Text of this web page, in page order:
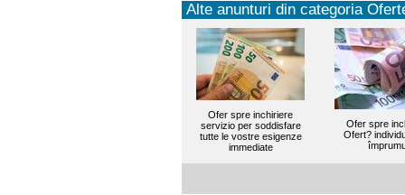
Alte anunturi din categoria
Ofer spre inchiriere
servizio per soddisfare
tutte le vostre esigenze
immediate
Ofer spre
Ofert?